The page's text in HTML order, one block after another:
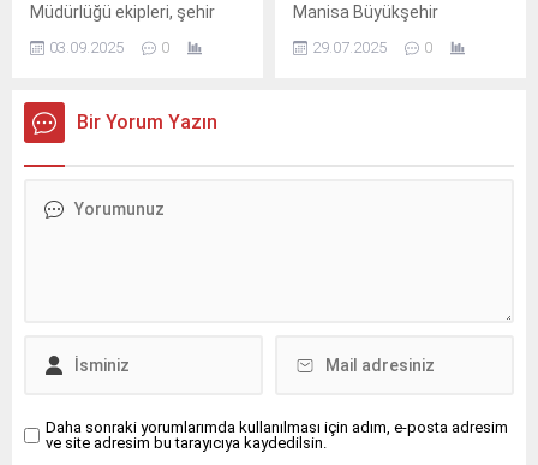
Müdürlüğü ekipleri, şehir
taşıma araçlarına klima
03.09.2025 0
Manisa Büyükşehir
Haziran’da hayatını
29.07.2025 0
Bir Yorum Yazın
Daha sonraki yorumlarımda kullanılması için adım, e-posta adresim
ve site adresim bu tarayıcıya kaydedilsin.